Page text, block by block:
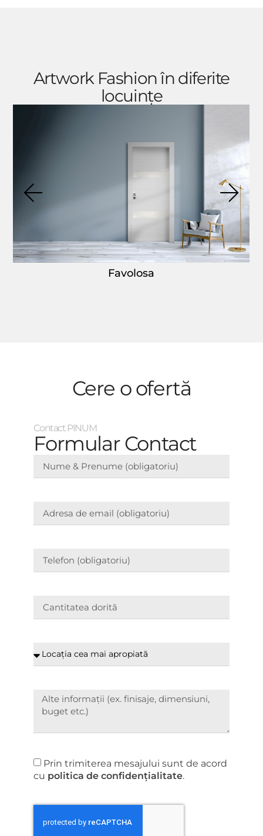
Artwork Fashion în diferite
locuințe
Favolosa
Cere o ofertă
Contact PINUM
Formular Contact
Prin trimiterea mesajului sunt de acord
cu politica de confidențialitate.